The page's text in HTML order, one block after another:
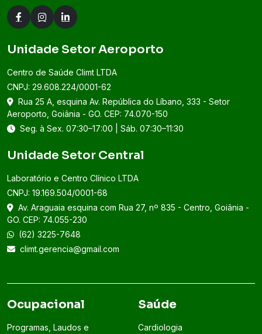
Unidade Setor Aeroporto
Centro de Saúde Climt LTDA
CNPJ: 29.608.224/0001-62
Rua 25 A, esquina Av. República do Líbano, 333 - Setor
Aeroporto, Goiânia - GO. CEP: 74.070-150
Seg. à Sex. 07:30–17:00 | Sáb. 07:30–11:30
Unidade Setor Central
Laboratório e Centro Clínico LTDA
CNPJ: 19.169.504/0001-68
Av. Araguaia esquina com Rua 27, nº 835 - Centro, Goiânia -
GO. CEP: 74.055-230
(62) 3225-7648
climt.gerencia@gmail.com
Ocupacional
Programas, Laudos e
Saúde
Cardiologia